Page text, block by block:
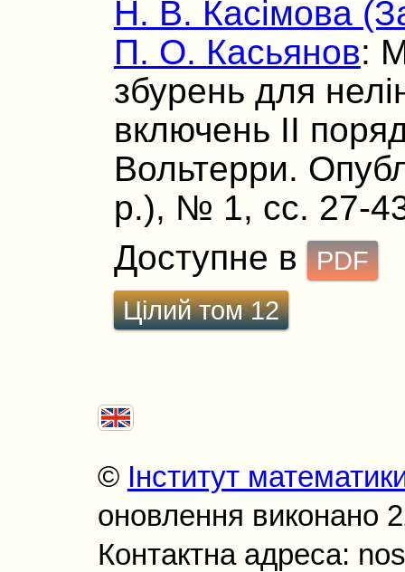
Н. В. Касімова
П. О. Касьянов:
збурень для
включень II
Вольтерри.
р.), № 1, сс. 27-
Доступне в
PDF
Цілий том 12
© Інститут
оновлення виконано
Контактна адреса: